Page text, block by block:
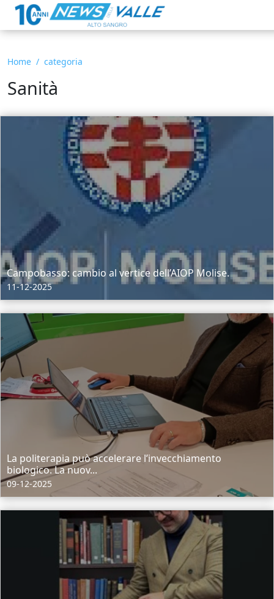
Home categoria
Sanità
Campobasso: cambio al vertice dell’AIOP Molise.
11-12-2025
La politerapia può accelerare l’invecchiamento
biologico. La nuov...
09-12-2025